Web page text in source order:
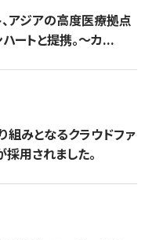
アジアの高度医療拠点
ートと提携。〜カ...
みとなるクラウドファ
用されました。